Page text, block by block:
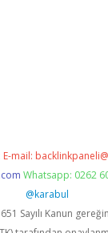
E-mail:
Whatsapp: 0262
@karabul
Sayılı Kanun